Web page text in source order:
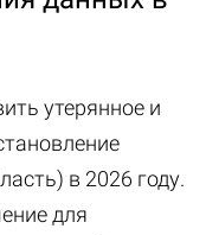
утерянное и
в 2026 году.
для